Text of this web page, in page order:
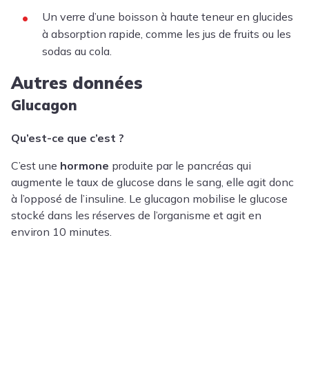
Un verre d’une boisson à haute teneur en glucides
à absorption rapide, comme les jus de fruits ou les
sodas au cola.
Autres données
Glucagon
Qu’est-ce que c’est ?
C’est une hormone produite par le pancréas qui
augmente le taux de glucose dans le sang, elle agit donc
à l’opposé de l’insuline. Le glucagon mobilise le glucose
stocké dans les réserves de l’organisme et agit en
environ 10 minutes.